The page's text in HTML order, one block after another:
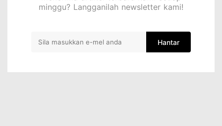
minggu? Langganilah newsletter kami!
Hantar